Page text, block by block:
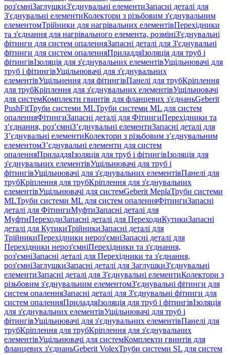
роз'ємніЗаглушкиЗ'єднувальні елементиЗапасні деталі для
З'єднувальні елементиКолектори з різьбовим з'єднувальним
елементомТрійники для нагрівальних елементівПерехідники
та з'єднання для нагрівального елемента, розмініЗ'єднувальні
фітинги для систем опаленняЗапасні деталі для З'єднувальні
фітинги для систем опаленняПриладдяІзоляція для труб і
фітингівІзоляція для з'єднувальних елементівУщільнювачі для
труб і фітингівУщільнювачі для з'єднувальних
елементівУщільнення для фітингівПанелі для трубКріплення
для трубКріплення для з'єднувальних елементівУщільнювачі
для системКомплекти гвинтів для фланцевих з'єднаньGeberit
PushFitТруби системи MLТруби системи ML для систем
опаленняФітингиЗапасні деталі для ФітингиПерехідники та
з’єднання, роз’ємніЗ’єднувальні елементиЗапасні деталі для
З’єднувальні елементиКолектори з різьбовим з’єднувальним
елементомЗ’єднувальні елементи для систем
опаленняПриладдяІзоляція для труб і фітингівІзоляція для
з'єднувальних елементівУщільнювачі для труб і
фітингівУщільнювачі для з'єднувальних елементівПанелі для
трубКріплення для трубКріплення для з'єднувальних
елементівУщільнювачі для системGeberit MeplaТруби системи
MLТруби системи ML для систем опаленняФітингиЗапасні
деталі для ФітингиМуфтиЗапасні деталі для
МуфтиПереходиЗапасні деталі для ПереходиКутикиЗапасні
деталі для КутикиТрійникиЗапасні деталі для
ТрійникиПерехідники нероз'ємніЗапасні деталі для
Перехідники нероз'ємніПерехідники та з'єднання,
роз'ємніЗапасні деталі для Перехідники та з'єднання,
роз'ємніЗаглушкиЗапасні деталі для ЗаглушкиЗ'єднувальні
елементиЗапасні деталі для З'єднувальні елементиКолектори з
різьбовим з'єднувальним елементомЗ'єднувальні фітинги для
систем опаленняЗапасні деталі для З'єднувальні фітинги для
систем опаленняПриладдяІзоляція для труб і фітингівІзоляція
для з'єднувальних елементівУщільнювачі для труб і
фітингівУщільнювачі для з'єднувальних елементівПанелі для
трубКріплення для трубКріплення для з'єднувальних
елементівУщільнювачі для системКомплекти гвинтів для
фланцевих з'єднаньGeberit VolexТруби системи SL для систем